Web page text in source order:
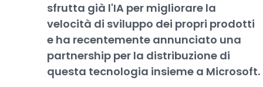
sfrutta già l'IA per migliorare la
velocità di sviluppo dei propri prodotti
e ha recentemente annunciato una
partnership per la distribuzione di
questa tecnologia insieme a Microsoft.